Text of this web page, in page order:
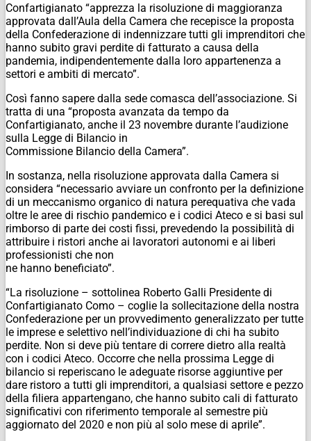
Confartigianato “apprezza la risoluzione di maggioranza
approvata dall’Aula della Camera che recepisce la proposta
della Confederazione di indennizzare tutti gli imprenditori che
hanno subito gravi perdite di fatturato a causa della
pandemia, indipendentemente dalla loro appartenenza a
settori e ambiti di mercato”.
Così fanno sapere dalla sede comasca dell’associazione. Si
tratta di una “proposta avanzata da tempo da
Confartigianato, anche il 23 novembre durante l’audizione
sulla Legge di Bilancio in
Commissione Bilancio della Camera”.
In sostanza, nella risoluzione approvata dalla Camera si
considera “necessario avviare un confronto per la definizione
di un meccanismo organico di natura perequativa che vada
oltre le aree di rischio pandemico e i codici Ateco e si basi sul
rimborso di parte dei costi fissi, prevedendo la possibilità di
attribuire i ristori anche ai lavoratori autonomi e ai liberi
professionisti che non
ne hanno beneficiato”.
“La risoluzione – sottolinea Roberto Galli Presidente di
Confartigianato Como – coglie la sollecitazione della nostra
Confederazione per un provvedimento generalizzato per tutte
le imprese e selettivo nell’individuazione di chi ha subito
perdite. Non si deve più tentare di correre dietro alla realtà
con i codici Ateco. Occorre che nella prossima Legge di
bilancio si reperiscano le adeguate risorse aggiuntive per
dare ristoro a tutti gli imprenditori, a qualsiasi settore e pezzo
della filiera appartengano, che hanno subito cali di fatturato
significativi con riferimento temporale al semestre più
aggiornato del 2020 e non più al solo mese di aprile”.